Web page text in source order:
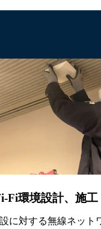
Fi環境設計、施工
に対する無線ネット